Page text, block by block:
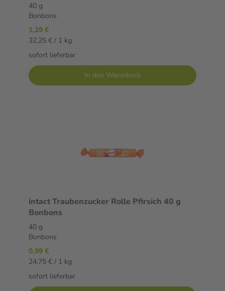
40 g
Bonbons
1,29 €
32,25 € / 1 kg
sofort lieferbar
In den Warenkorb
intact Traubenzucker Rolle Pfirsich 40 g
Bonbons
40 g
Bonbons
0,99 €
24,75 € / 1 kg
sofort lieferbar